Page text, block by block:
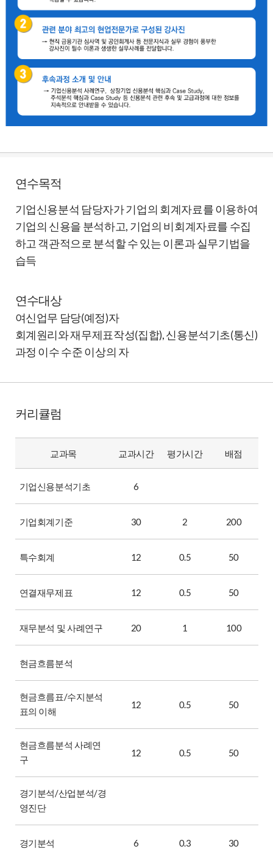
연수목적
기업신용분석 담당자가 기업의 회계자료를 이용하여
기업의 신용을 분석하고, 기업의 비회계자료를 수집
하고 객관적으로 분석할 수 있는 이론과 실무기법을
습득
연수대상
여신업무 담당(예정)자
회계원리와 재무제표작성(집합), 신용분석기초(통신)
과정 이수 수준 이상의 자
커리큘럼
교과목 교과시간 평가시간 배점
기업신용분석기초 6
기업회계기준 30 2 200
특수회계 12 0.5 50
연결재무제표 12 0.5 50
재무분석 및 사례연구 20 1 100
현금흐름분석
현금흐름표/수지분석
표의 이해
12 0.5 50
현금흐름분석 사례연
구
12 0.5 50
경기분석/산업분석/경
영진단
경기분석 6 0.3 30